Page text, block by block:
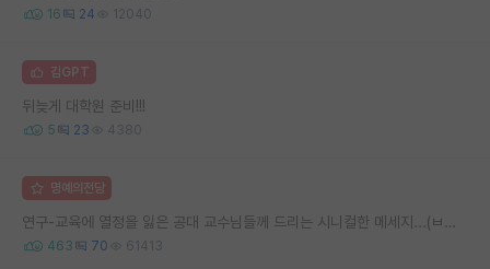
16 24 12040
김GPT
뒤늦게 대학원 준비!!!
5 23 4380
명예의전당
연구-교육에 열정을 잃은 공대 교수님들께 드리는 시니컬한 메세지...(ㅂㄷㅂㄷ)
463 70 61413